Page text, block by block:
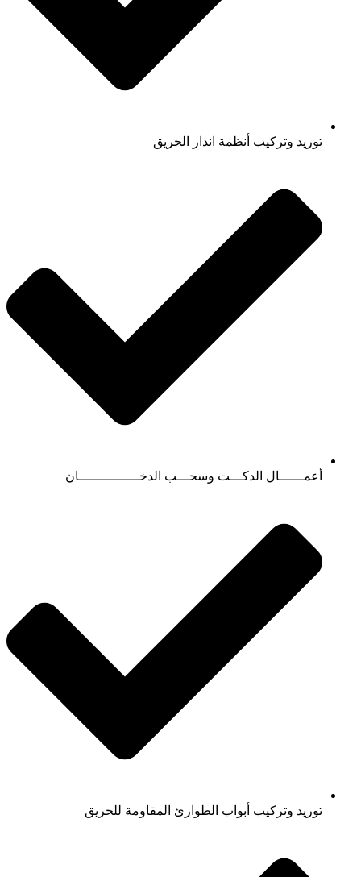
توريد وتركيب أنظمة انذار الحريق
أعمــــــال الدكـــت وسحـــب الدخـــــــــــــــان
توريد وتركيب أبواب الطوارئ المقاومة للحريق